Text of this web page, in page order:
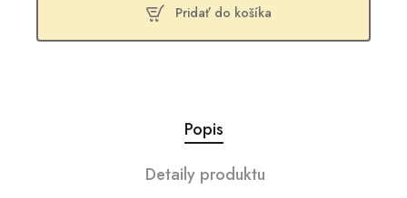
Pridať do košíka
Popis
Detaily produktu